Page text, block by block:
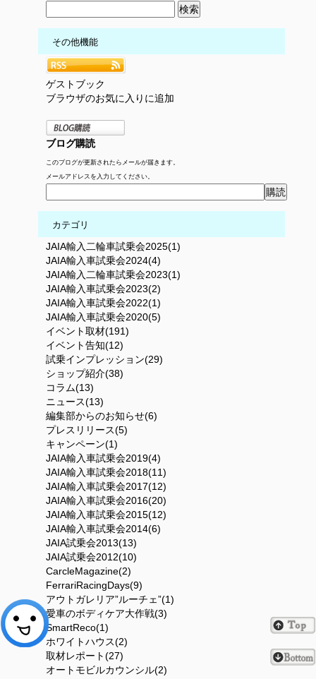
その他機能
ゲストブック
ブラウザのお気に入りに追加
ブログ購読
このブログが更新されたらメールが届きます。
メールアドレスを入力してください。
カテゴリ
JAIA輸入二輪車試乗会2025(1)
JAIA輸入車試乗会2024(4)
JAIA輸入二輪車試乗会2023(1)
JAIA輸入車試乗会2023(2)
JAIA輸入車試乗会2022(1)
JAIA輸入車試乗会2020(5)
イベント取材(191)
イベント告知(12)
試乗インプレッション(29)
ショップ紹介(38)
コラム(13)
ニュース(13)
編集部からのお知らせ(6)
プレスリリース(5)
キャンペーン(1)
JAIA輸入車試乗会2019(4)
JAIA輸入車試乗会2018(11)
JAIA輸入車試乗会2017(12)
JAIA輸入車試乗会2016(20)
JAIA輸入車試乗会2015(12)
JAIA輸入車試乗会2014(6)
JAIA試乗会2013(13)
JAIA試乗会2012(10)
CarcleMagazine(2)
FerrariRacingDays(9)
アウトガレリア”ルーチェ”(1)
愛車のボディケア大作戦(3)
SmartReco(1)
ホワイトハウス(2)
取材レポート(27)
オートモビルカウンシル(2)